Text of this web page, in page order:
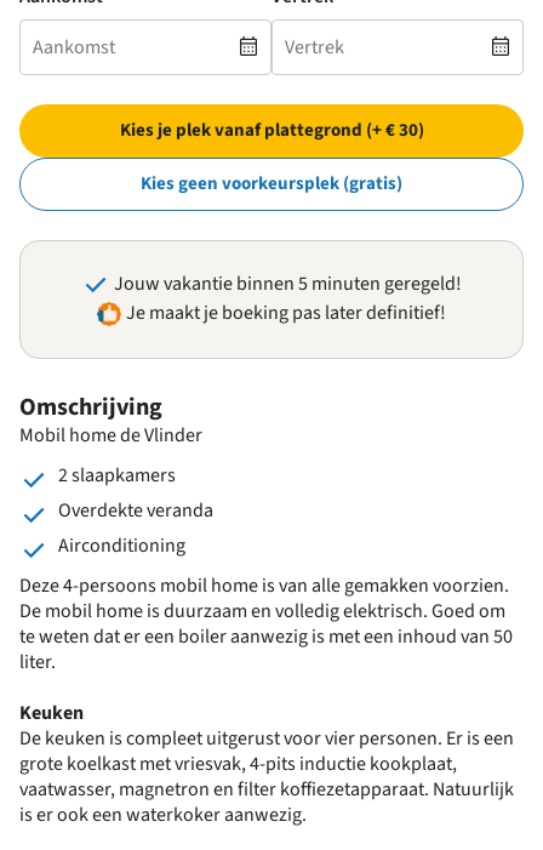
Omschrijving
Mobil home de Vlinder
2 slaapkamers
Overdekte veranda
Airconditioning
Deze 4-persoons mobil home is van alle gemakken voorzien.
De mobil home is duurzaam en volledig elektrisch. Goed om
te weten dat er een boiler aanwezig is met een inhoud van 50
liter.
Keuken
De keuken is compleet uitgerust voor vier personen. Er is een
grote koelkast met vriesvak, 4-pits inductie kookplaat,
vaatwasser, magnetron en filter koffiezetapparaat. Natuurlijk
is er ook een waterkoker aanwezig.
Kies je plek vanaf plattegrond (+ € 30)
Kies geen voorkeursplek (gratis)
Jouw vakantie binnen 5 minuten geregeld!
Je maakt je boeking pas later definitief!